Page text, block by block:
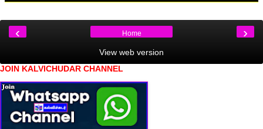
‹ ›
Home
View web version
JOIN KALVICHUDAR CHANNEL